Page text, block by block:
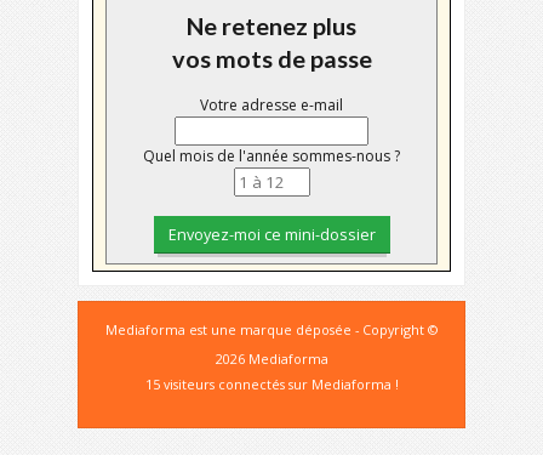
Ne retenez plus
vos mots de passe
Votre adresse e-mail
Quel mois de l'année sommes-nous ?
Mediaforma est une marque déposée - Copyright ©
2026 Mediaforma
15 visiteurs connectés sur Mediaforma !